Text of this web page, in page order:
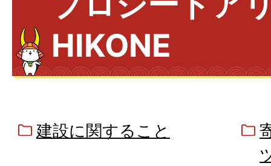
HIKONE
建設に関すること